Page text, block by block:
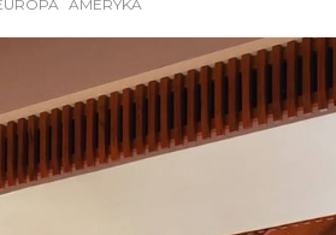
AMERYKA